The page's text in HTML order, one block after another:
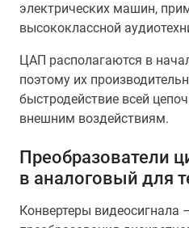
электрических машин,
высококлассной
ЦАП располагаются в
поэтому их
быстродействие всей
внешним воздействиям.
Преобразователи
в аналоговый для
Конвертеры видеосигнала